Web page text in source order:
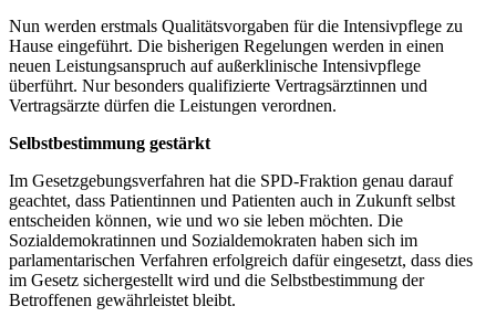
Nun werden erstmals Qualitätsvorgaben für die Intensivpflege zu
Hause eingeführt. Die bisherigen Regelungen werden in einen
neuen Leistungsanspruch auf außerklinische Intensivpflege
überführt. Nur besonders qualifizierte Vertragsärztinnen und
Vertragsärzte dürfen die Leistungen verordnen.
Selbstbestimmung gestärkt
Im Gesetzgebungsverfahren hat die SPD-Fraktion genau darauf
geachtet, dass Patientinnen und Patienten auch in Zukunft selbst
entscheiden können, wie und wo sie leben möchten. Die
Sozialdemokratinnen und Sozialdemokraten haben sich im
parlamentarischen Verfahren erfolgreich dafür eingesetzt, dass dies
im Gesetz sichergestellt wird und die Selbstbestimmung der
Betroffenen gewährleistet bleibt.